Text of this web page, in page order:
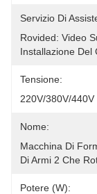
Servizio Di
Rovided: Video
Installazione Del
Tensione:
220V/380V/440V
Nome:
Macchina Di
Di Armi 2 Che
Potere (w):